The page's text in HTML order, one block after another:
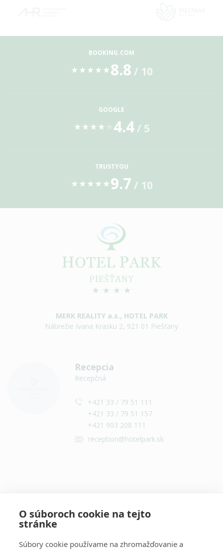
BOOKING.COM
★ ★ ★ ★ ★ 8.8 / 10
GOOGLE
★ ★ ★ ★ 4.4/ 5
TRUSTYOU
★ ★ ★ ★ ★ 9.7 / 10
MERK REALITY a.s., HOTEL PARK
Nábrežie Ivana Krasku 2, 921 01 Piešťany
Recepcia
Recepčná
+421 33 / 79 51 111
+421 33 / 79 51 157
+421 903 208 111
reception@hotelpark.sk
O súboroch cookie na tejto
stránke
Súbory cookie používame na zhromažďovanie a